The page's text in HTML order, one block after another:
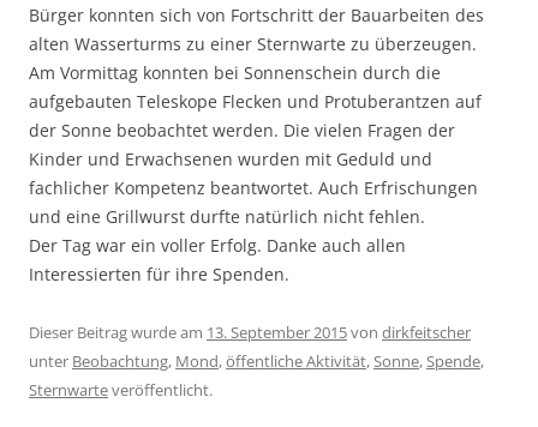
Bürger konnten sich von Fortschritt der Bauarbeiten des
alten Wasserturms zu einer Sternwarte zu überzeugen.
Am Vormittag konnten bei Sonnenschein durch die
aufgebauten Teleskope Flecken und Protuberantzen auf
der Sonne beobachtet werden. Die vielen Fragen der
Kinder und Erwachsenen wurden mit Geduld und
fachlicher Kompetenz beantwortet. Auch Erfrischungen
und eine Grillwurst durfte natürlich nicht fehlen.
Der Tag war ein voller Erfolg. Danke auch allen
Interessierten für ihre Spenden.
Dieser Beitrag wurde am 13. September 2015von dirkfeitscher
unter Beobachtung, Mond,öffentliche Aktivität,Sonne,Spende,
Sternwarteveröffentlicht.